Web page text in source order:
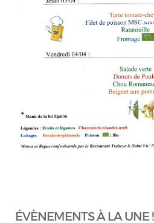
ÉVÈNEMENTS À LA UNE !